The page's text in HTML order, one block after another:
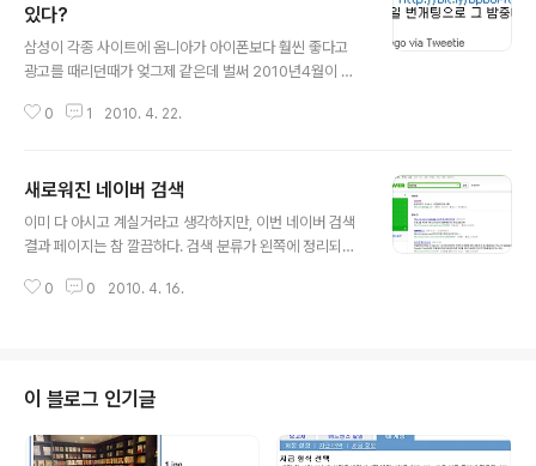
있다?
삼성이 각종 사이트에 옴니아가 아이폰보다 훨씬 좋다고
광고를 때리던때가 엊그제 같은데 벌써 2010년4월이 되
불고 있으니, 아이폰이 통신업계에 가져다주는 영향이 만
에 빠져있답니다^^ 드림위즈의 이찬진 대표님은 3월말이
나 4월초에 아이폰 가입자가 50만이 넘을것이라고 하셨네
요. 그리고 제가 follow하고 있는 oojoo님의 트윗을 보
까요?"라는 소식에 50여명이 모였다는 재미있는 이야기도
0 1 2010. 4. 22.
새로워진 네이버 검색
이미 다 아시고 계실거라고 생각하지만, 이번 네이버 검색
결과 페이지는 참 깔끔하다. 검색 분류가 왼쪽에 정리되어
색결과는 달라진게 없겠지만..개인적으로 봐서는 편리하
을 하지 않았음에도 불구하고 저의 보잘것 없는 이 블로그
를 수록해준데 대해서 너무 고맙습니다^^
0 0 2010. 4. 16.
이 블로그 인기글